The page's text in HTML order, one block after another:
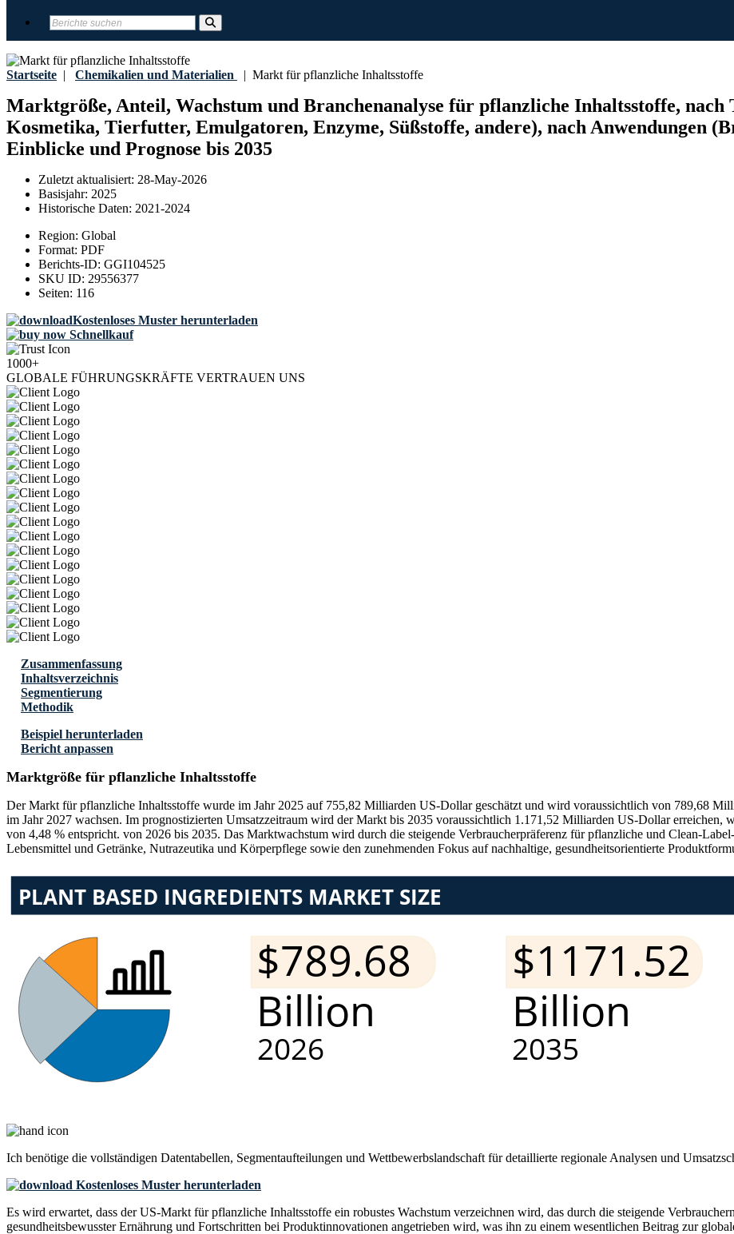
Startseite | Chemikalien und Materialien | Markt für pflanzliche Inhaltsstoffe
Marktgröße, Anteil, Wachstum und Branchenanalyse für pflanzliche Inhaltsstoffe, nach
Kosmetika, Tierfutter, Emulgatoren, Enzyme, Süßstoffe, andere), nach Anwendungen
Einblicke und Prognose bis 2035
Zuletzt aktualisiert: 28-May-2026
Basisjahr: 2025
Historische Daten: 2021-2024
Region: Global
Format: PDF
Berichts-ID: GGI104525
SKU ID: 29556377
Seiten: 116
Kostenloses Muster herunterladen
Schnellkauf
1000+
GLOBALE FÜHRUNGSKRÄFTE VERTRAUEN UNS
Zusammenfassung
Inhaltsverzeichnis
Segmentierung
Methodik
Beispiel herunterladen
Bericht anpassen
Marktgröße für pflanzliche Inhaltsstoffe
Der Markt für pflanzliche Inhaltsstoffe wurde im Jahr 2025 auf 755,82 Milliarden US-Dollar geschätzt und wird voraussichtlich von 789,68
im Jahr 2027 wachsen. Im prognostizierten Umsatzzeitraum wird der Markt bis 2035 voraussichtlich 1.171,52 Milliarden US-Dollar erreichen,
von 4,48 % entspricht. von 2026 bis 2035. Das Marktwachstum wird durch die steigende Verbraucherpräferenz für pflanzliche und Clean-
Lebensmittel und Getränke, Nutrazeutika und Körperpflege sowie den zunehmenden Fokus auf nachhaltige, gesundheitsorientierte
Ich benötige die vollständigen Datentabellen, Segmentaufteilungen und Wettbewerbslandschaft für detaillierte regionale Analysen und
Kostenloses Muster herunterladen
Es wird erwartet, dass der US-Markt für pflanzliche Inhaltsstoffe ein robustes Wachstum verzeichnen wird, das durch die steigende
gesundheitsbewusster Ernährung und Fortschritten bei Produktinnovationen angetrieben wird, was ihn zu einem wesentlichen Beitrag zur